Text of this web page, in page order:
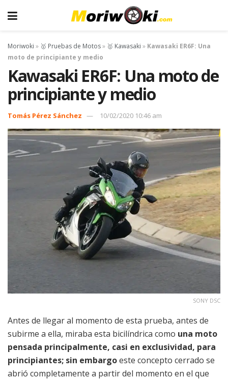
Moriwoki » 🥇 Pruebas de Motos» 🥇 Kawasaki » Kawasaki ER6F: Una
moto de principiante y medio
Kawasaki ER6F: Una moto de
principiante y medio
Tomás Pérez Sánchez 10/02/2020 10:46 am
SONY DSC
Antes de llegar al momento de esta prueba, antes de
subirme a ella, miraba esta bicilíndrica como una moto
pensada principalmente, casi en exclusividad, para
principiantes; sin embargoeste concepto cerrado se
abrió completamente a partir del momento en el que